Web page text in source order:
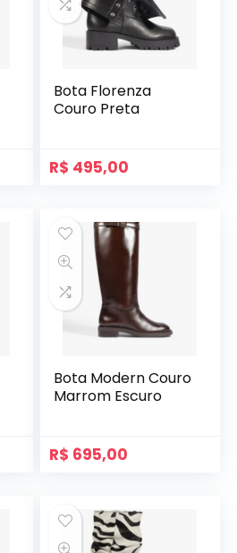
Bota Florenza
Couro Preta
R$ 495,00
Bota Modern Couro
Marrom Escuro
R$ 695,00